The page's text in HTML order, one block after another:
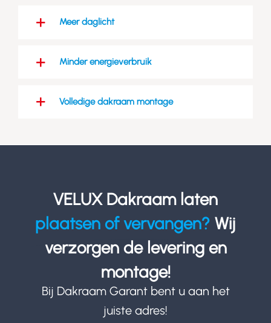
Meer daglicht
Minder energieverbruik
Volledige dakraam montage
VELUX Dakraam laten
plaatsen of vervangen? Wij
verzorgen de levering en
montage!
Bij Dakraam Garant bent u aan het
juiste adres!